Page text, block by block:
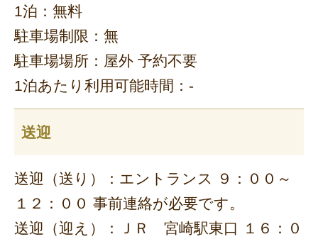
1泊：無料
駐車場制限：無
駐車場場所：屋外 予約不要
1泊あたり利用可能時間：-
送迎
送迎（送り）：エントランス ９：００～
１２：００ 事前連絡が必要です。
送迎（迎え）：ＪＲ 宮崎駅東口 １６：０